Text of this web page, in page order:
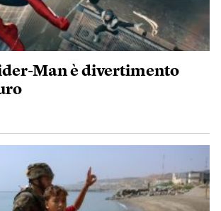
Man è divertimento